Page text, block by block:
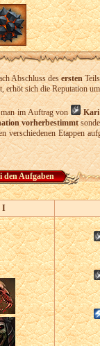
Abschluss desersten
erhöt sich die Reputation
man im Auftrag von Kari
vorherbestimmt
Etappen
den Aufgaben
I